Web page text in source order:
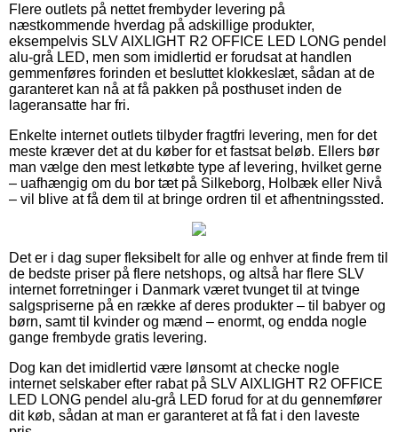
Flere outlets på nettet frembyder levering på
næstkommende hverdag på adskillige produkter,
eksempelvis SLV AIXLIGHT R2 OFFICE LED LONG pendel
alu-grå LED, men som imidlertid er forudsat at handlen
gemmenføres forinden et besluttet klokkeslæt, sådan at de
garanteret kan nå at få pakken på posthuset inden de
lageransatte har fri.
Enkelte internet outlets tilbyder fragtfri levering, men for det
meste kræver det at du køber for et fastsat beløb. Ellers bør
man vælge den mest letkøbte type af levering, hvilket gerne
– uafhængig om du bor tæt på Silkeborg, Holbæk eller Nivå
– vil blive at få dem til at bringe ordren til et afhentningssted.
Det er i dag super fleksibelt for alle og enhver at finde frem til
de bedste priser på flere netshops, og altså har flere SLV
internet forretninger i Danmark været tvunget til at tvinge
salgspriserne på en række af deres produkter – til babyer og
børn, samt til kvinder og mænd – enormt, og endda nogle
gange frembyde gratis levering.
Dog kan det imidlertid være lønsomt at checke nogle
internet selskaber efter rabat på SLV AIXLIGHT R2 OFFICE
LED LONG pendel alu-grå LED forud for at du gennemfører
dit køb, sådan at man er garanteret at få fat i den laveste